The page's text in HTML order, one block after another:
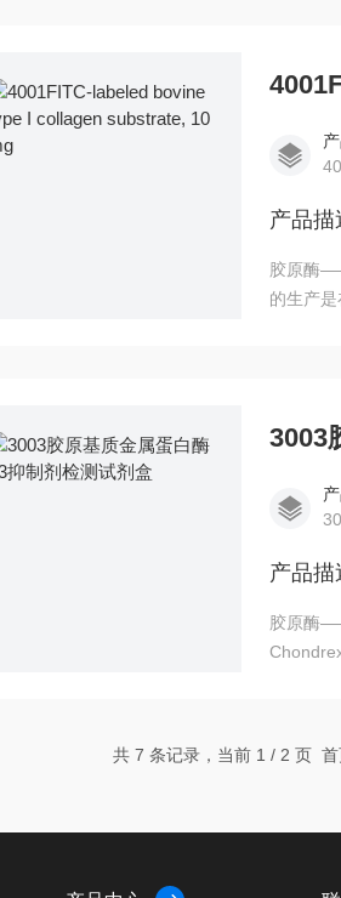
产品描
胶原酶
的生产
3003
产品描
胶原酶
共 7 条记录，当前 1 / 2 页